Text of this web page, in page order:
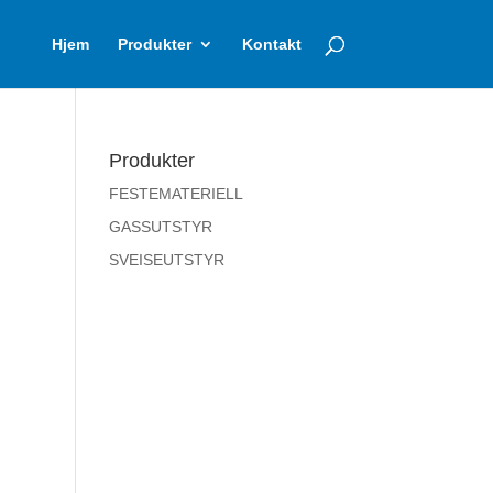
Hjem Produkter Kontakt
Produkter
FESTEMATERIELL
GASSUTSTYR
SVEISEUTSTYR